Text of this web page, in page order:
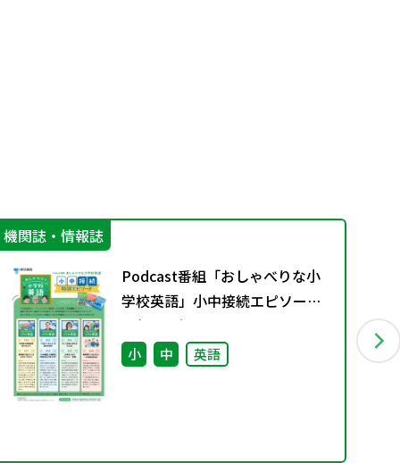
機関誌・情報誌
Podcast番組「おしゃべりな小
学校英語」小中接続エピソード
配信のお知らせ
小 中 英語